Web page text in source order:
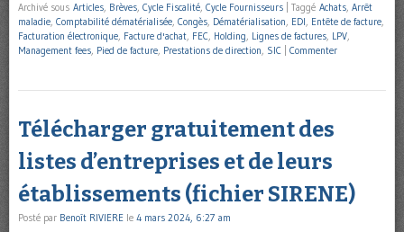
Archivé sous Articles, Brèves, Cycle Fiscalité, Cycle Fournisseurs Taggé Achats, Arrêt
maladie, Comptabilité dématérialisée, Congès, Dématérialisation, EDI, Entête de facture,
Facturation électronique, Facture d'achat, FEC, Holding, Lignes de factures, LPV,
Management fees, Pied de facture, Prestations de direction, SIC Commenter
Télécharger gratuitement des
listes d’entreprises et de leurs
établissements (fichier SIRENE)
Posté par Benoît RIVIERE le 4 mars 2024, 6:27 am